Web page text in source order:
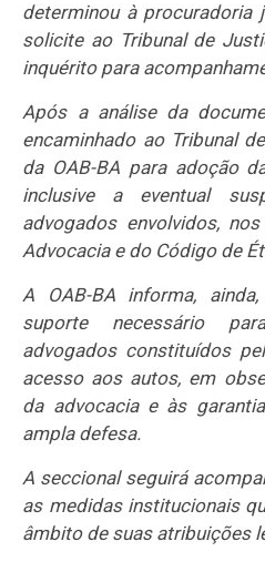
determinou à procuradoria
solicite ao Tribunal de
inquérito para
Após a análise da
encaminhado ao Tribunal
da OAB-BA para adoção
inclusive a eventual
advogados envolvidos,
Advocacia e do Código de
A OAB-BA informa,
suporte necessário
advogados constituídos
acesso aos autos, em
da advocacia e às
ampla defesa.
A seccional seguirá
as medidas institucionais
âmbito de suas atribuições